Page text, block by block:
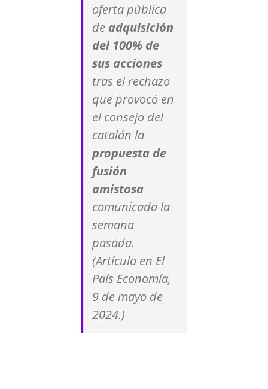
oferta pública
de adquisición
del 100% de
sus acciones
tras el rechazo
que provocó en
el consejo del
catalán la
propuesta de
fusión
amistosa
comunicada la
semana
pasada.
(Artículo en El
País Economía,
9 de mayo de
2024.)